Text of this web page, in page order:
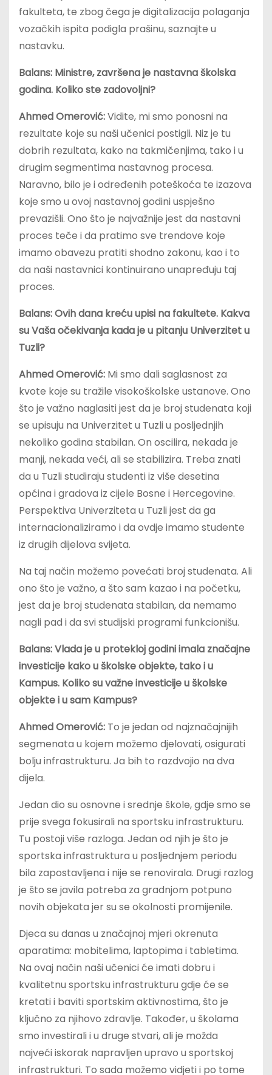
fakulteta, te zbog čega je digitalizacija polaganja
vozačkih ispita podigla prašinu, saznajte u
nastavku.
Balans: Ministre, završena je nastavna školska
godina. Koliko ste zadovoljni?
Ahmed Omerović:Vidite, mi smo ponosni na
rezultate koje su naši učenici postigli. Niz je tu
dobrih rezultata, kako na takmičenjima, tako i u
drugim segmentima nastavnog procesa.
Naravno, bilo je i određenih poteškoća te izazova
koje smo u ovoj nastavnoj godini uspješno
prevazišli. Ono što je najvažnije jest da nastavni
proces teče i da pratimo sve trendove koje
imamo obavezu pratiti shodno zakonu, kao i to
da naši nastavnici kontinuirano unapređuju taj
proces.
Balans: Ovih dana kreću upisi na fakultete. Kakva
su Vaša očekivanja kada je u pitanju Univerzitet u
Tuzli?
Ahmed Omerović: Mi smo dali saglasnost za
kvote koje su tražile visokoškolske ustanove. Ono
što je važno naglasiti jest da je broj studenata koji
se upisuju na Univerzitet u Tuzli u posljednjih
nekoliko godina stabilan. On oscilira, nekada je
manji, nekada veći, ali se stabilizira. Treba znati
da u Tuzli studiraju studenti iz više desetina
općina i gradova iz cijele Bosne i Hercegovine.
Perspektiva Univerziteta u Tuzli jest da ga
internacionaliziramo i da ovdje imamo studente
iz drugih dijelova svijeta.
Na taj način možemo povećati broj studenata. Ali
ono što je važno, a što sam kazao i na početku,
jest da je broj studenata stabilan, da nemamo
nagli pad i da svi studijski programi funkcionišu.
Balans: Vlada je u protekloj godini imala značajne
investicije kako u školske objekte, tako i u
Kampus. Koliko su važne investicije u školske
objekte i u sam Kampus?
Ahmed Omerović: To je jedan od najznačajnijih
segmenata u kojem možemo djelovati, osigurati
bolju infrastrukturu. Ja bih to razdvojio na dva
dijela.
Jedan dio su osnovne i srednje škole, gdje smo se
prije svega fokusirali na sportsku infrastrukturu.
Tu postoji više razloga. Jedan od njih je što je
sportska infrastruktura u posljednjem periodu
bila zapostavljena i nije se renovirala. Drugi razlog
je što se javila potreba za gradnjom potpuno
novih objekata jer su se okolnosti promijenile.
Djeca su danas u značajnoj mjeri okrenuta
aparatima: mobitelima, laptopima i tabletima.
Na ovaj način naši učenici će imati dobru i
kvalitetnu sportsku infrastrukturu gdje će se
kretati i baviti sportskim aktivnostima, što je
ključno za njihovo zdravlje. Također, u školama
smo investirali i u druge stvari, ali je možda
najveći iskorak napravljen upravo u sportskoj
infrastrukturi. To sada možemo vidjeti i po tome